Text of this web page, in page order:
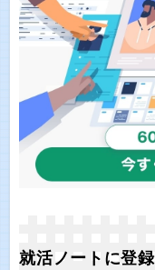
就活ノートに登